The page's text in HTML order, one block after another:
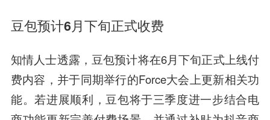
豆包预计6月下旬正式收费
知情人士透露，豆包预计将在6月下旬正式上线付
费内容，并于同期举行的Force大会上更新相关功
能。若进展顺利，豆包将于三季度进一步结合电